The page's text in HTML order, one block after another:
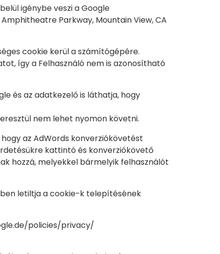
igénybe veszi a Google
Parkway, Mountain View, CA
cookie kerül a számítógépére.
így a Felhasználó nem is azonosítható
és az adatkezelő is láthatja, hogy
nem lehet nyomon követni.
az AdWords konverziókövetést
kattintó és konverziókövető
hozzá, melyekkel bármelyik felhasználót
letiltja a cookie-k telepítésének
policies/privacy/